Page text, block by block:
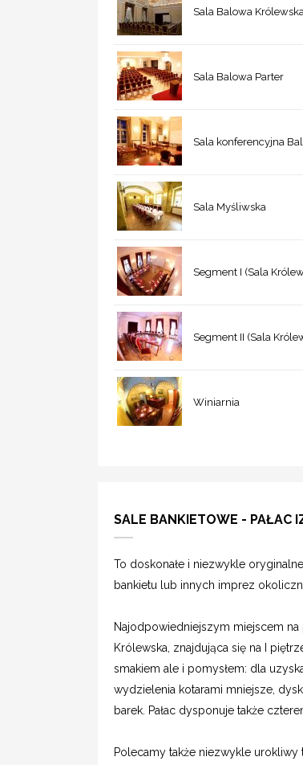
Sala Balowa
Sala Balowa Parter
Sala konferencyjna
Sala Myśliwska
Segment I (Sala
Segment II (Sala
Winiarnia
SALE BANKIETOWE - PAŁAC
To doskonałe i niezwykle
bankietu lub innych imprez
Najodpowiedniejszym miejscem
Królewska, znajdująca się na I
smakiem ale i pomysłem: dla
wydzielenia kotarami mniejsze,
barek. Pałac dysponuje także
Polecamy także niezwykle